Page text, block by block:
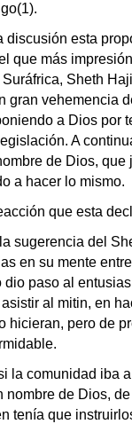
discusión esta
que más
Sheth
gran vehemencia
a Dios por
A
de Dios,
a hacer lo mismo.
que esta
sugerencia del
en su mente
dio paso al
al mitin, en
hicieran, pero de
la comunidad iba
nombre de Dios,
tenía que